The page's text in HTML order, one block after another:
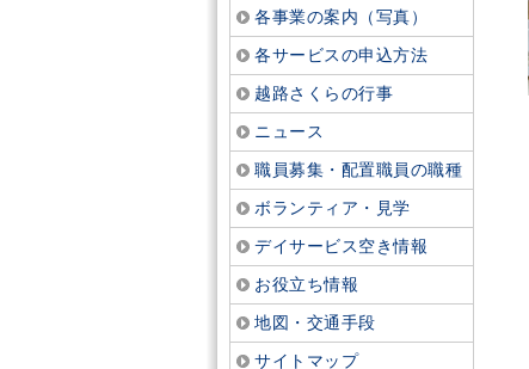
各事業の案内（写真）
各サービスの申込方法
越路さくらの行事
ニュース
職員募集・配置職員の職種
ボランティア・見学
デイサービス空き情報
お役立ち情報
地図・交通手段
サイトマップ